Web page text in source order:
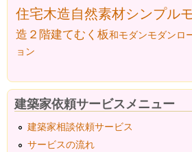
住宅木造自然素材シンプル
造２階建てむく板和モダンモダンロ
ョン
建築家依頼サービスメニュー
建築家相談依頼サービス
サービスの流れ